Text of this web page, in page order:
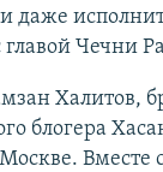
даже
главой Чечни
Халитов,
блогера